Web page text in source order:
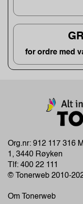
for ordre med
Org.nr: 912 117 316
1, 3440 Røyken
Tlf: 400 22 111
© Tonerweb 2010-
Om Tonerweb